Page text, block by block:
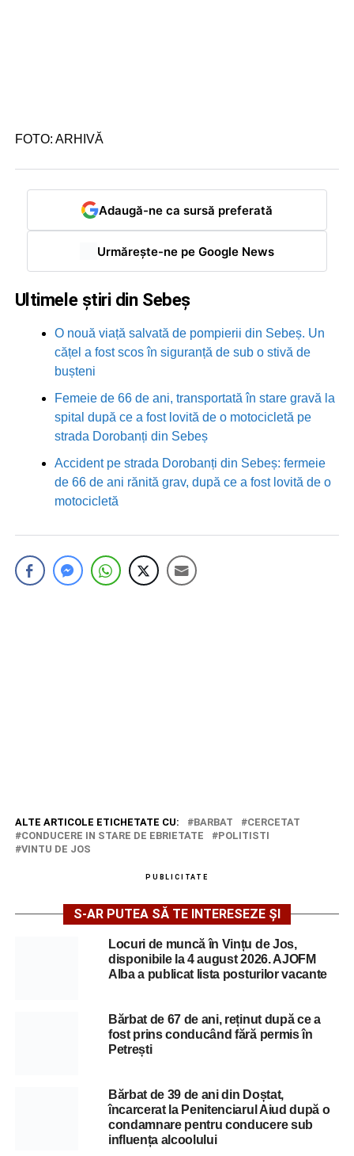
FOTO: ARHIVĂ
Adaugă-ne ca sursă preferată
Urmărește-ne pe Google News
Ultimele știri din Sebeș
O nouă viață salvată de pompierii din Sebeș. Un
cățel a fost scos în siguranță de sub o stivă de
bușteni
Femeie de 66 de ani, transportată în stare gravă la
spital după ce a fost lovită de o motocicletă pe
strada Dorobanți din Sebeș
Accident pe strada Dorobanți din Sebeș: fermeie
de 66 de ani rănită grav, după ce a fost lovită de o
motocicletă
ALTE ARTICOLE ETICHETATE CU: BARBAT
CERCETAT
CONDUCERE IN STARE DE EBRIETATE
POLITISTI
VINTU DE JOS
PUBLICITATE
S-AR PUTEA SĂ TE INTERESEZE ȘI
Locuri de muncă în Vințu de Jos,
disponibile la 4 august 2026. AJOFM
Alba a publicat lista posturilor vacante
Bărbat de 67 de ani, reținut după ce a
fost prins conducând fără permis în
Petrești
Bărbat de 39 de ani din Doștat,
încarcerat la Penitenciarul Aiud după o
condamnare pentru conducere sub
influența alcoolului